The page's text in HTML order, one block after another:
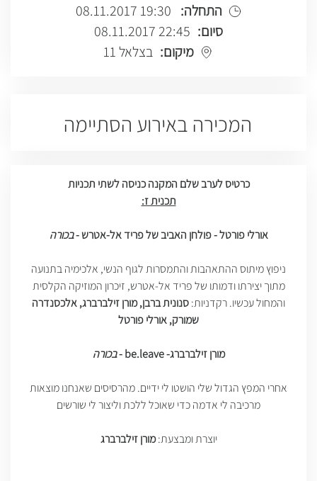
התחלה: 19:30 08.11.2017
סיום: 22:45 08.11.2017
מיקום: בצלאל 11
המכירה באירוע הסתיימה
כרטיס לערב שלם המקנה כניסה לשתי תכניות
תכנית ז:
אורלי פורטל - פולחן האביב של פריד אל-אטרש -בכורה
ניפוץ מיתוס ההתאהבות והתמסרות לגוף הנשי, אלכימיה בתנועה
מתוך יצירתו ודמותו של פריד אל-אטרש, זיכרון המוזיקה הקלסית
והמחול עכשיו. רקדניות:סנונית ברבן, מורן זילברברג, אלכסנדרה
שמורק, אורלי פורטל
מורן זילברברג-
be.leave
-בכורה
אחרי המפץ הגדול שלי הושטו לי ידיים. מהרסיסים שאנחנו מוצאות
מרכיבה לי אדמה כדי שאוכל ללכת וליצור לי שורשים
יוצרת ומבצעת:מורן זילברברג